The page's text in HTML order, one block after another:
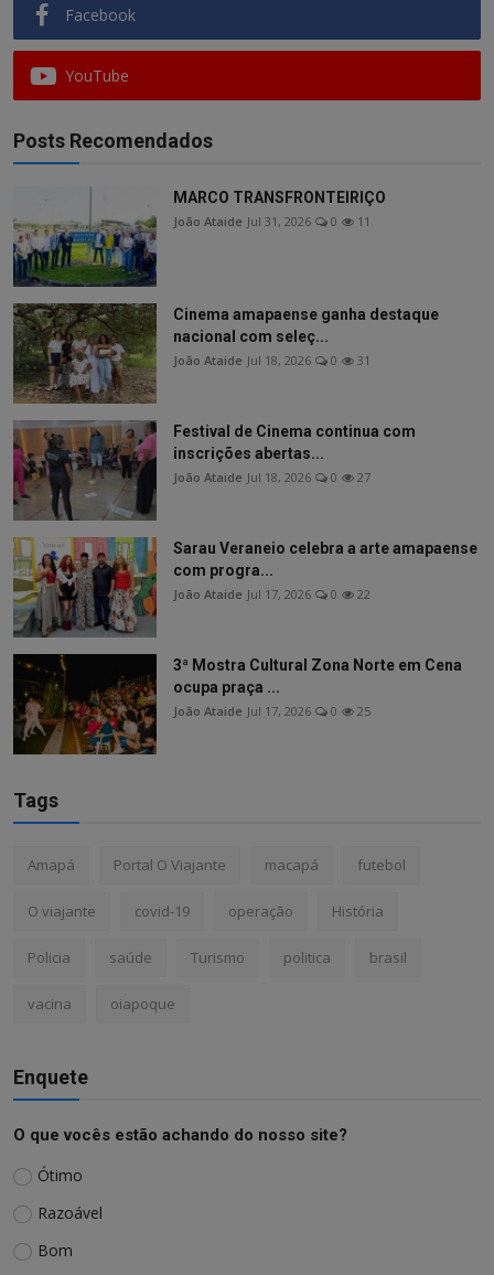
Facebook
YouTube
Posts Recomendados
MARCO TRANSFRONTEIRIÇO
João Ataide Jul 31, 2026 0 11
Cinema amapaense ganha destaque
nacional com seleç...
João Ataide Jul 18, 2026 0 31
Festival de Cinema continua com
inscrições abertas...
João Ataide Jul 18, 2026 0 27
Sarau Veraneio celebra a arte amapaense
com progra...
João Ataide Jul 17, 2026 0 22
3ª Mostra Cultural Zona Norte em Cena
ocupa praça ...
João Ataide Jul 17, 2026 0 25
Tags
Amapá Portal O Viajante macapá futebol
O viajante covid-19 operação História
Policia saúde Turismo politica brasil
vacina oiapoque
Enquete
O que vocês estão achando do nosso site?
Ótimo
Razoável
Bom